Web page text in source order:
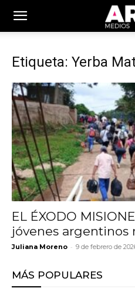
Etiqueta: Yerba
EL ÉXODO
jóvenes argentinos
Juliana Moreno - 9 de febrero de
MÁS POPULARES